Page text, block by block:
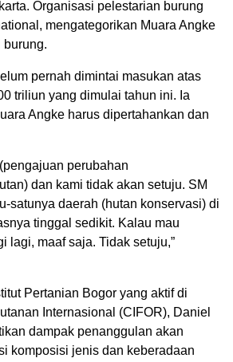
Organisasi pelestarian burung
mengategorikan Muara Angke
burung.
pernah dimintai masukan atas
triliun yang dimulai tahun ini. Ia
Angke harus dipertahankan dan
perubahan
dan kami tidak akan setuju. SM
satunya daerah (hutan konservasi) di
tinggal sedikit. Kalau mau
lagi, maaf saja. Tidak setuju,”
Pertanian Bogor yang aktif di
Internasional (CIFOR), Daniel
dampak penanggulan akan
komposisi jenis dan keberadaan